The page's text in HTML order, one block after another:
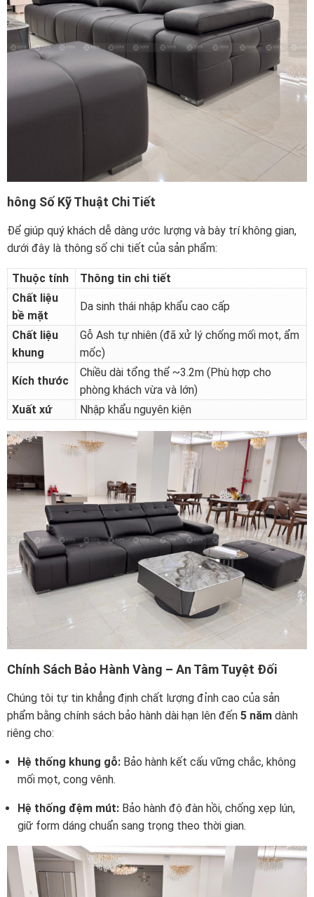
hông Số Kỹ Thuật Chi Tiết
Để giúp quý khách dễ dàng ước lượng và bày trí không gian,
dưới đây là thông số chi tiết của sản phẩm:
Thuộc tính
Thông tin chi tiết
Chất liệu
bề mặt
Da sinh thái nhập khẩu cao cấp
Chất liệu
khung
Gỗ Ash tự nhiên (đã xử lý chống mối mọt, ẩm
mốc)
Kích thước
Chiều dài tổng thể ~3.2m (Phù hợp cho
phòng khách vừa và lớn)
Xuất xứ
Nhập khẩu nguyên kiện
Chính Sách Bảo Hành Vàng – An Tâm Tuyệt Đối
Chúng tôi tự tin khẳng định chất lượng đỉnh cao của sản
phẩm bằng chính sách bảo hành dài hạn lên đến 5 năm dành
riêng cho:
Hệ thống khung gỗ: Bảo hành kết cấu vững chắc, không
mối mọt, cong vênh.
Hệ thống đệm mút: Bảo hành độ đàn hồi, chống xẹp lún,
giữ form dáng chuẩn sang trọng theo thời gian.